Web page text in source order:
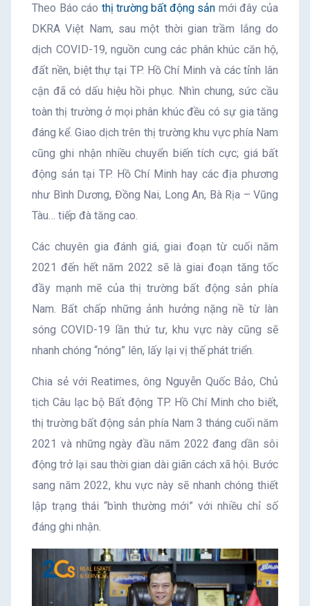
Theo Báo cáo thị trường bất động sản mới đây của
DKRA Việt Nam, sau một thời gian trầm lắng do
dịch COVID-19, nguồn cung các phân khúc căn hộ,
đất nền, biệt thự tại TP. Hồ Chí Minh và các tỉnh lân
cận đã có dấu hiệu hồi phục. Nhìn chung, sức cầu
toàn thị trường ở mọi phân khúc đều có sự gia tăng
đáng kể. Giao dịch trên thị trường khu vực phía Nam
cũng ghi nhận nhiều chuyển biến tích cực; giá bất
động sản tại TP. Hồ Chí Minh hay các địa phương
như Bình Dương, Đồng Nai, Long An, Bà Rịa – Vũng
Tàu… tiếp đà tăng cao.
Các chuyên gia đánh giá, giai đoạn từ cuối năm
2021 đến hết năm 2022 sẽ là giai đoạn tăng tốc
đầy mạnh mẽ của thị trường bất động sản phía
Nam. Bất chấp những ảnh hưởng nặng nề từ làn
sóng COVID-19 lần thứ tư, khu vực này cũng sẽ
nhanh chóng “nóng” lên, lấy lại vị thế phát triển.
Chia sẻ với Reatimes, ông Nguyễn Quốc Bảo, Chủ
tịch Câu lạc bộ Bất động TP. Hồ Chí Minh cho biết,
thị trường bất động sản phía Nam 3 tháng cuối năm
2021 và những ngày đầu năm 2022 đang dần sôi
động trở lại sau thời gian dài giãn cách xã hội. Bước
sang năm 2022, khu vực này sẽ nhanh chóng thiết
lập trạng thái “bình thường mới” với nhiều chỉ số
đáng ghi nhận.